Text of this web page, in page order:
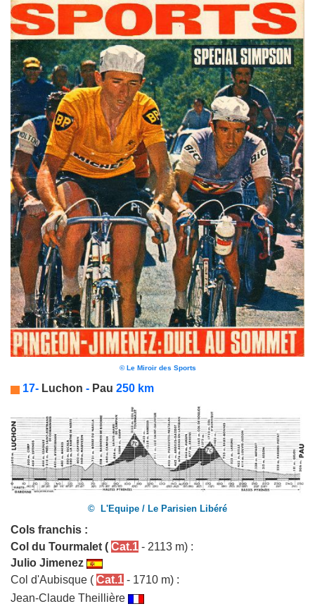
© Le Miroir des Sports
17- Luchon - Pau 250 km
© L'Equipe / Le Parisien Libéré
Cols franchis :
Col du Tourmalet ( Cat.1 - 2113 m) :
Julio Jimenez
Col d'Aubisque ( Cat.1 - 1710 m) :
Jean-Claude Theillière